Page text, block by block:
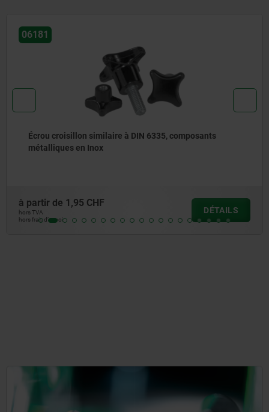
Écrou croisillon similaire à DIN 6335, composants
métalliques en Inox
de1,95 CHF
frais d’envoi
DÉTAILS